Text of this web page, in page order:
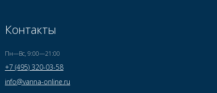
Контакты
Пн—Вс, 9:00—21:00
+7 (495) 320-03-58
info@vanna-online.ru